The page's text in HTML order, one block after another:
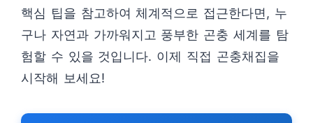
핵심 팁을 참고하여 체계적으로 접근한다면, 누
구나 자연과 가까워지고 풍부한 곤충 세계를 탐
험할 수 있을 것입니다. 이제 직접 곤충채집을
시작해 보세요!